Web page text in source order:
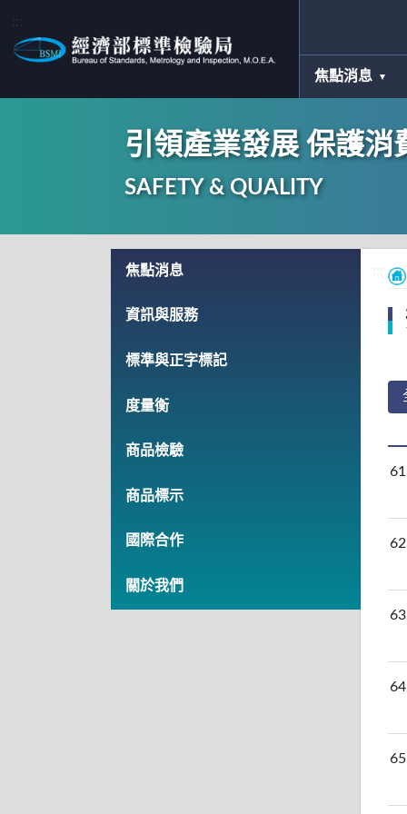
焦點消息
引領產業發展 保護消
SAFETY & QUALITY
焦點消息
資訊與服務
標準與正字標記
度量衡
商品檢驗
商品標示
國際合作
關於我們
61
62
63
64
65